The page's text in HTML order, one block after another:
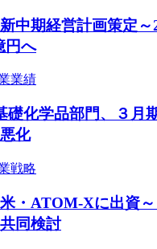
中期経営計画策定
円へ
業績
礎化学品部門、３月
化
戦略
・ATOM-Xに出資
同検討